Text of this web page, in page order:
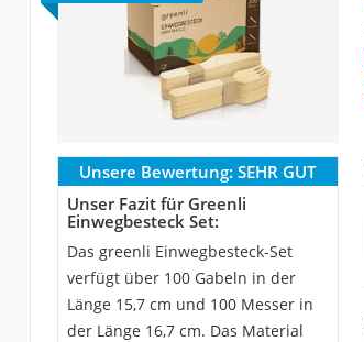
Unsere Bewertung: SEHR GUT
Unser Fazit für Greenli
Einwegbesteck Set:
Das greenli Einwegbesteck-Set
verfügt über 100 Gabeln in der
Länge 15,7 cm und 100 Messer in
der Länge 16,7 cm. Das Material